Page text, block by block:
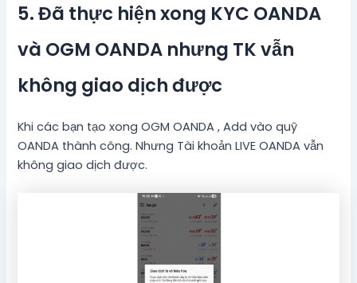
5. Đã thực hiện xong KYC OANDA
và OGM OANDA nhưng TK vẫn
không giao dịch được
Khi các bạn tạo xong OGM OANDA , Add vào quỹ
OANDA thành công. Nhưng Tài khoản LIVE OANDA vẫn
không giao dịch được.